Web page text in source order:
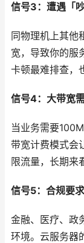
信号3：遭遇「
同物理机上其他
宽，导致你的服
卡顿最难排查，
信号4：大带宽
当业务需要
带宽计费模式会
限流量，长期来
信号5：合规要
金融、医疗、政
环境。云服务器